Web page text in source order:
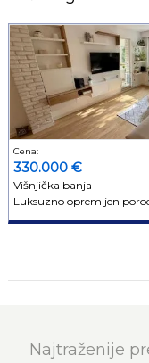
Cena:
330.000 €
Višnjička banja
Luksuzno opremljen
Najtraženije